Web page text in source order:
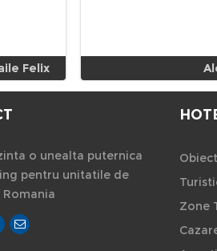
Felix
o unealta puternica
pentru unitatile de
Zone